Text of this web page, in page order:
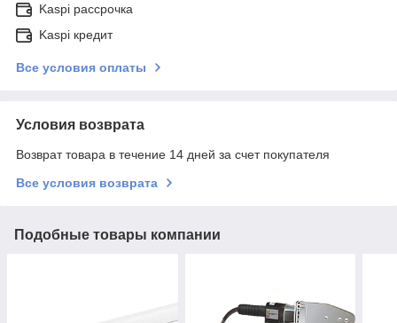
Kaspi рассрочка
Kaspi кредит
Все условия оплаты
Условия возврата
Возврат товара в течение 14 дней за счет покупателя
Все условия возврата
Подобные товары компании